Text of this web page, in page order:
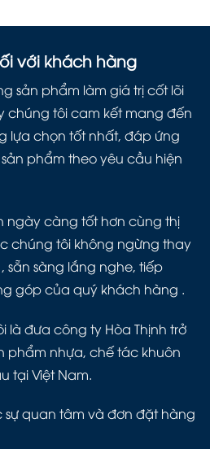
với khách hàng
sản phẩm làm giá trị cốt lõi
chúng tôi cam kết mang đến
lựa chọn tốt nhất, đáp ứng
phẩm theo yêu cầu hiện
ngày càng tốt hơn cùng thị
chúng tôi không ngừng thay
sẵn sàng lắng nghe, tiếp
góp của quý khách hàng .
là đưa công ty Hòa Thịnh trở
phẩm nhựa, chế tác khuôn
tại Việt Nam.
sự quan tâm và đơn đặt hàng